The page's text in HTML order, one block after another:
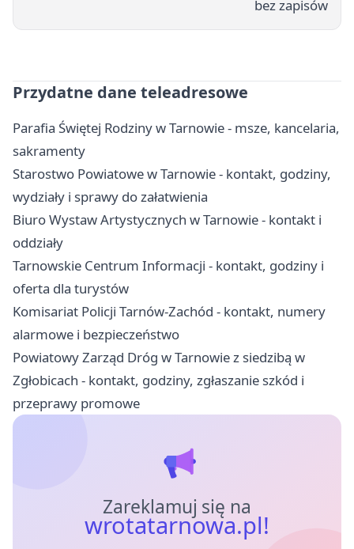
bez zapisów
Przydatne dane teleadresowe
Parafia Świętej Rodziny w Tarnowie - msze, kancelaria,
sakramenty
Starostwo Powiatowe w Tarnowie - kontakt, godziny,
wydziały i sprawy do załatwienia
Biuro Wystaw Artystycznych w Tarnowie - kontakt i
oddziały
Tarnowskie Centrum Informacji - kontakt, godziny i
oferta dla turystów
Komisariat Policji Tarnów-Zachód - kontakt, numery
alarmowe i bezpieczeństwo
Powiatowy Zarząd Dróg w Tarnowie z siedzibą w
Zgłobicach - kontakt, godziny, zgłaszanie szkód i
przeprawy promowe
Zareklamuj się na
wrotatarnowa.pl!